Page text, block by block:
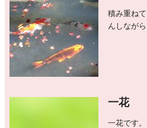
積み重ね
んしなが
一花
一花です